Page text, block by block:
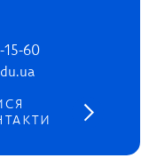
15-60